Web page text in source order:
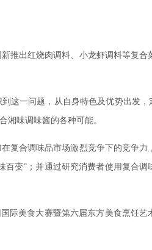
推出红烧肉调料、小龙虾调料等复合
这一问题，从自身特色及优势出发，
湘味调味酱的各种可能。
复合调味品市场激烈竞争下的竞争力
变”；并通过研究消费者使用复合调
际美食大赛暨第六届东方美食烹饪艺